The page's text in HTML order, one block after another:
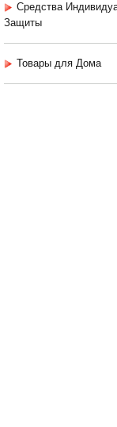
Средства
Защиты
Товары для Дома